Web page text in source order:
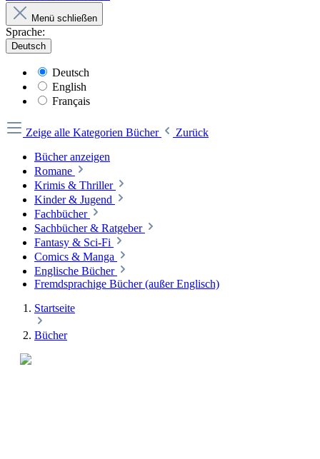
Menü schließen
Sprache:
Deutsch
Deutsch
English
Français
Zeige alle Kategorien Bücher
Zurück
Bücher anzeigen
Romane
Krimis & Thriller
Kinder & Jugend
Fachbücher
Sachbücher & Ratgeber
Fantasy & Sci-Fi
Comics & Manga
Englische Bücher
Fremdsprachige Bücher (außer Englisch)
Startseite
Bücher